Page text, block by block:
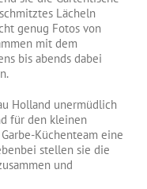
Lächeln
genug Fotos von
mit dem
bis abends dabei
Holland unermüdlich
für den kleinen
Küchenteam eine
stellen sie die
und